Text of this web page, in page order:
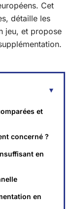
Cet
détaille les
jeu, et propose
et
concerné ?
en
en